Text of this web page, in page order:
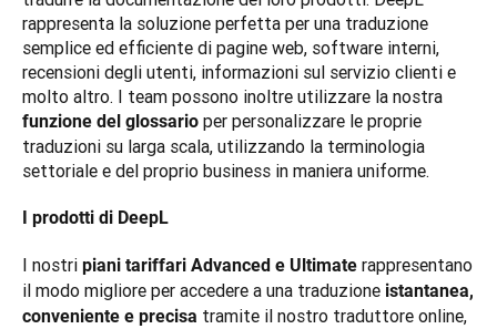
rappresenta la soluzione perfetta per una traduzione
semplice ed efficiente di pagine web, software interni,
recensioni degli utenti, informazioni sul servizio clienti e
funzione del glossario per personalizzare le proprie
traduzioni su larga scala, utilizzando la terminologia
settoriale e del proprio business in maniera uniforme.
I prodotti di DeepL
I nostri piani tariffari Advanced e Ultimate rappresentano
il modo migliore per accedere a una traduzione istantanea,
conveniente e precisa tramite il nostro traduttore online,